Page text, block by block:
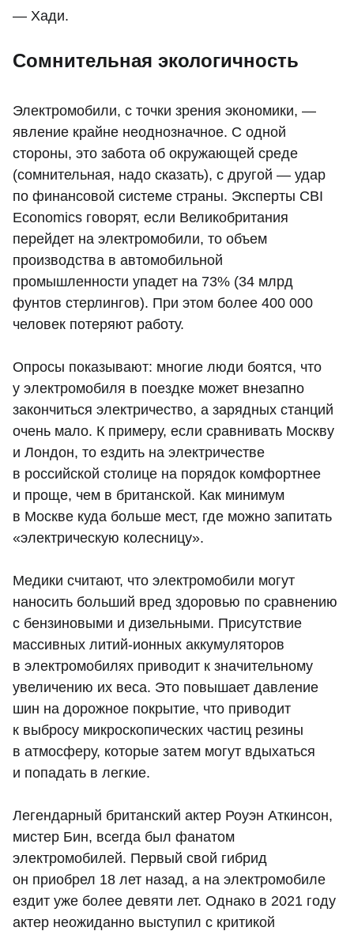
— Хади.
Сомнительная экологичность
Электромобили, с точки зрения экономики, —
явление крайне неоднозначное. С одной
стороны, это забота об окружающей среде
(сомнительная, надо сказать), с другой — удар
по финансовой системе страны. Эксперты CBI
Economics говорят, если Великобритания
перейдет на электромобили, то объем
производства в автомобильной
промышленности упадет на 73% (34 млрд
фунтов стерлингов). При этом более 400 000
человек потеряют работу.
Опросы показывают: многие люди боятся, что
у электромобиля в поездке может внезапно
закончиться электричество, а зарядных станций
очень мало. К примеру, если сравнивать Москву
и Лондон, то ездить на электричестве
в российской столице на порядок комфортнее
и проще, чем в британской. Как минимум
в Москве куда больше мест, где можно запитать
«электрическую колесницу».
Медики считают, что электромобили могут
наносить больший вред здоровью по сравнению
с бензиновыми и дизельными. Присутствие
массивных литий-ионных аккумуляторов
в электромобилях приводит к значительному
увеличению их веса. Это повышает давление
шин на дорожное покрытие, что приводит
к выбросу микроскопических частиц резины
в атмосферу, которые затем могут вдыхаться
и попадать в легкие.
Легендарный британский актер Роуэн Аткинсон,
мистер Бин, всегда был фанатом
электромобилей. Первый свой гибрид
он приобрел 18 лет назад, а на электромобиле
ездит уже более девяти лет. Однако в 2021 году
актер неожиданно выступил с критикой